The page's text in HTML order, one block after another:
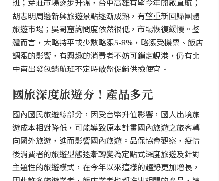
班；芽莊市場逐步升溫，台中高雄有望今年開啟直航；
胡志明周邊新興旅遊景點逐漸成熟，有望重新回歸團體
旅遊市場；吳哥窟詢問度依然很低，市場恢復緩慢。整
體而言，大略持平或少數略漲5-8%，略漲受機票、飯店
調漲的影響，有興趣的消費者不妨可鎖定峴港，仍有北
中南出發包銷航班不定時破盤促銷供撿便宜。
國旅深度旅遊夯！產品多元
國內國民旅遊線部分，因受台幣升值影響，國人出境旅
遊成本相對降低，可能導致原本計畫國內旅遊之旅客轉
向國外旅遊，進而影響國內旅遊。品保協會觀察，疫情
後消費者的旅遊型態逐漸轉變為定點式深度旅遊及針對
主題性的旅遊模式，在今年以來這樣的趨勢更加增長，